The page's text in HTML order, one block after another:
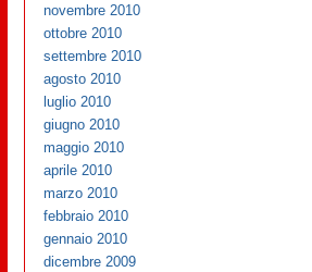
novembre 2010
ottobre 2010
settembre 2010
agosto 2010
luglio 2010
giugno 2010
maggio 2010
aprile 2010
marzo 2010
febbraio 2010
gennaio 2010
dicembre 2009